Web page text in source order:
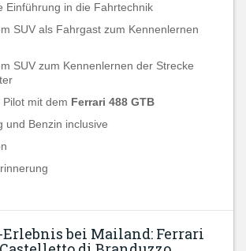
Einführung in die Fahrtechnik
SUV als Fahrgast zum Kennenlernen
SUV zum Kennenlernen der Strecke
Pilot mit dem Ferrari 488 GTB
und Benzin inclusive
bei Mailand: Ferrari